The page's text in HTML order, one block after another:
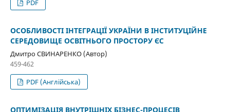
PDF
ОСОБЛИВОСТІ ІНТЕГРАЦІЇ УКРАЇНИ В ІНСТИТУЦІЙНЕ
СЕРЕДОВИЩЕ ОСВІТНЬОГО ПРОСТОРУ ЄС
Дмитро СВИНАРЕНКО (Автор)
459-462
PDF (Англійська)
ОПТИМІЗАЦІЯ ВНУТРІШНІХ БІЗНЕС-ПРОЦЕСІВ